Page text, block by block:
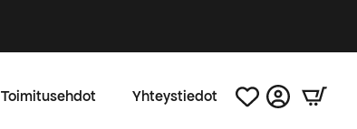
Toimitusehdot Yhteystiedot